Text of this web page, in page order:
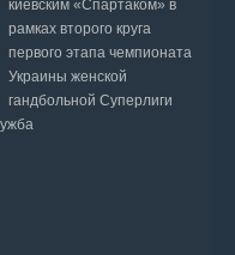
киевским «Спартаком» в
рамках второго круга
первого этапа чемпионата
Украины женской
гандбольной Суперлиги